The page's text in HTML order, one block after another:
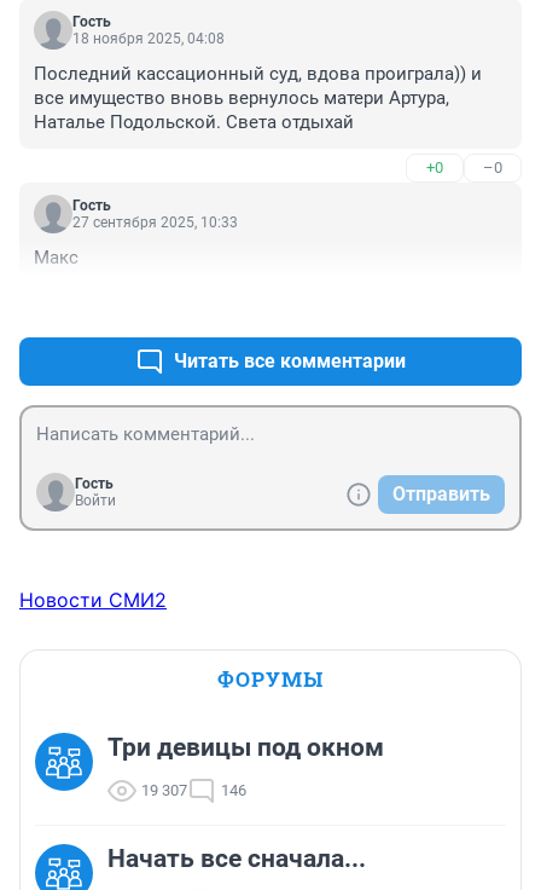
Гость
18 ноября 2025, 04:08
Последний кассационный суд, вдова проиграла)) и
все имущество вновь вернулось матери Артура,
Наталье Подольской. Света отдыхай
+0 –0
Гость
27 сентября 2025, 10:33
Макс
Читать все комментарии
Гость
Войти
Отправить
Новости СМИ2
ФОРУМЫ
Три девицы под окном
19 307 146
Начать все сначала...